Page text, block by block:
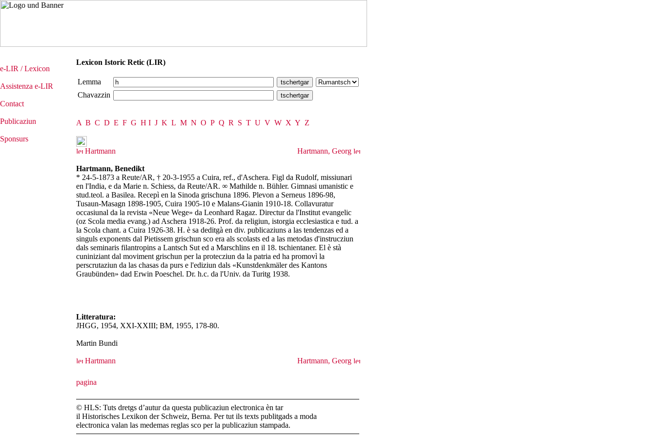
e-LIR / Lexicon
Assistenza e-LIR
Contact
Publicaziun
Sponsurs
Lexicon Istoric Retic (LIR)
Lemma
Chavazzin
A B C D E F G H I J K L M N O P Q R S T U V W X Y Z
Hartmann Hartmann, Georg
Hartmann, Benedikt
* 24-5-1873 a Reute/AR, † 20-3-1955 a Cuira, ref., d'Aschera. Figl da Rudolf, missiunari
en l'India, e da Marie n. Schiess, da Reute/AR. ∞ Mathilde n. Bühler. Gimnasi umanistic e
stud.teol. a Basilea. Recepì en la Sinoda grischuna 1896. Plevon a Serneus 1896-98,
Tusaun-Masagn 1898-1905, Cuira 1905-10 e Malans-Gianin 1910-18. Collavuratur
occasiunal da la revista «Neue Wege» da Leonhard Ragaz. Directur da l'Institut evangelic
(oz Scola media evang.) ad Aschera 1918-26. Prof. da religiun, istorgia ecclesiastica e tud. a
la Scola chant. a Cuira 1926-38. H. è sa deditgà en div. publicaziuns a las tendenzas ed a
singuls exponents dal Pietissem grischun sco era als scolasts ed a las metodas d'instrucziun
dals seminaris filantropins a Lantsch Sut ed a Marschlins en il 18. tschientaner. El è stà
cuniniziant dal moviment grischun per la protecziun da la patria ed ha promovì la
perscrutaziun da las chasas da purs e l'ediziun dals «Kunstdenkmäler des Kantons
Graubünden» dad Erwin Poeschel. Dr. h.c. da l'Univ. da Turitg 1938.
Litteratura:
JHGG, 1954, XXI-XXIII; BM, 1955, 178-80.
Martin Bundi
Hartmann Hartmann, Georg
© HLS: Tuts dretgs d’autur da questa publicaziun electronica èn tar
il Historisches Lexikon der Schweiz, Berna. Per tut ils texts publitgads a moda
electronica valan las medemas reglas sco per la publicaziun stampada.